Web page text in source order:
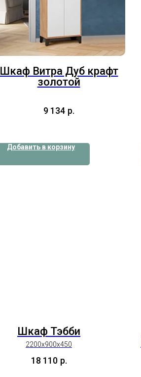
Шкаф Витра Дуб крафт
золотой
9 134 р.
Добавить в корзину
Шкаф Тэбби
2200х900х450
18 110 р.